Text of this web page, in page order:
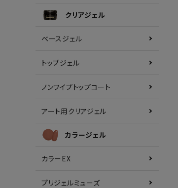
クリアジェル
ベースジェル
トップジェル
ノンワイプトップコート
アート用クリアジェル
カラージェル
カラーEX
プリジェルミューズ